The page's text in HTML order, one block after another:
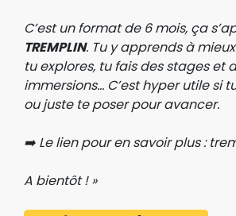
C’est un format de 6 mois, ça
TREMPLIN. Tu y apprends à
tu explores, tu fais des stages et
immersions… C’est hyper utile si
ou juste te poser pour avancer.
➡️ Le lien pour en savoir plus :
A bientôt ! »